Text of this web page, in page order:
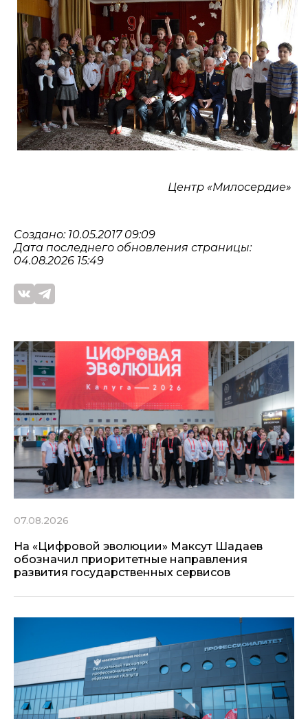
Центр «Милосердие»
Создано: 10.05.2017 09:09
Дата последнего обновления страницы:
04.08.2026 15:49
07.08.2026
На «Цифровой эволюции» Максут Шадаев
обозначил приоритетные направления
развития государственных сервисов